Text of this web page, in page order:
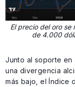
El precio del oro se
de 4.000
Junto al soporte en
una divergencia
más bajo, el Índice